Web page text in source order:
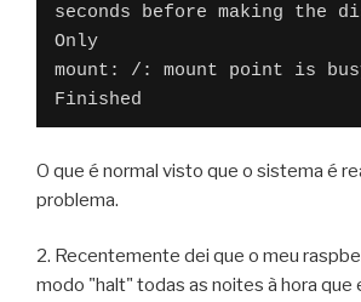
seconds before making the
Only
mount: /: mount point is
Finished
O que é normal visto que o sistema é
problema.
2. Recentemente dei que o meu
modo "halt" todas as noites à hora que